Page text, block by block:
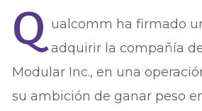
Q ualcomm ha firmado
adquirir la compañía
Modular Inc., en una
su ambición de ganar peso